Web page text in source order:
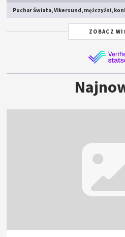
Puchar Świata, Vikersund, mężczyźni,
ZOBACZ